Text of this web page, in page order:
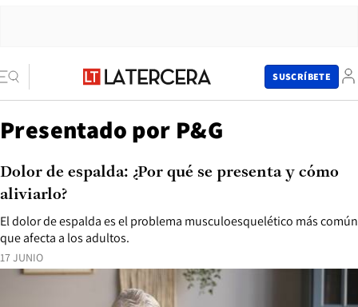
SUSCRÍBETE
Presentado por P&G
17 JUNIO
El dolor de espalda es el problema musculoesquelético más común
que afecta a los adultos.
Dolor de espalda: ¿Por qué se presenta y cómo
aliviarlo?